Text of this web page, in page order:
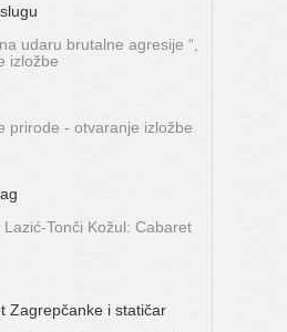
udaru brutalne agresije “,
izložbe
prirode - otvaranje izložbe
Tonči Kožul: Cabaret
Zagrepčanke i statičar